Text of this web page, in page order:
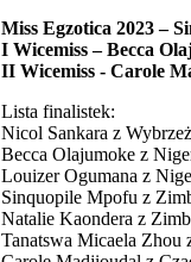
Miss Egzotica 2023 –
I Wicemiss – Becca
II Wicemiss - Carole
Lista finalistek:
Nicol Sankara z
Becca Olajumoke z
Louizer Ogumana z
Sinquopile Mpofu z
Natalie Kaondera z
Tanatswa Micaela Zhou